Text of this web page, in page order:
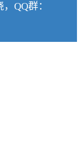
QQ群：